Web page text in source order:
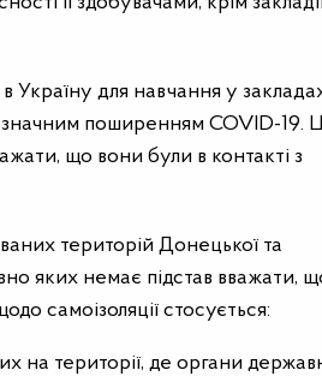
Україну для навчання у
значним поширенням COVID-19.
що вони були в контакті з
територій Донецької та
яких немає підстав вважати,
самоізоляції стосується:
на території, де органи